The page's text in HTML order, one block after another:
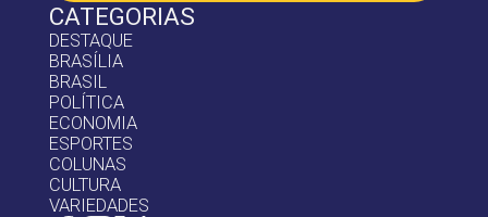
CATEGORIAS
DESTAQUE
BRASÍLIA
BRASIL
POLÍTICA
ECONOMIA
ESPORTES
COLUNAS
CULTURA
VARIEDADES